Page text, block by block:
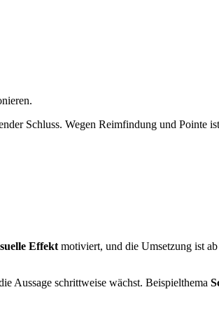
Schluss. Wegen Reimfindung und Pointe
Effekt motiviert, und die Umsetzung ist ab
Aussage schrittweise wächst. Beispielthema